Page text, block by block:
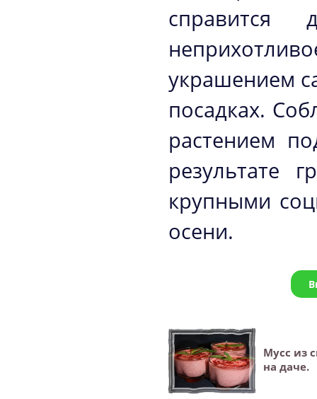
украшением
посадках.
растением
результате
крупными
осени.
Мусс из
на даче.